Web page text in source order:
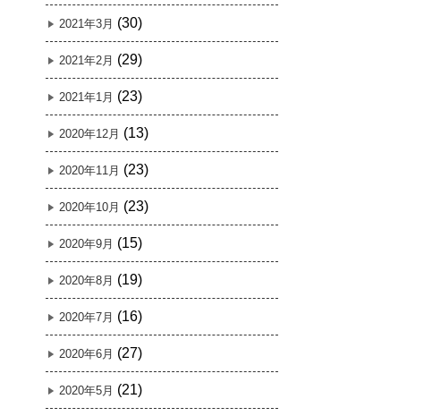
2021年3月 (30)
2021年2月 (29)
2021年1月 (23)
2020年12月 (13)
2020年11月 (23)
2020年10月 (23)
2020年9月 (15)
2020年8月 (19)
2020年7月 (16)
2020年6月 (27)
2020年5月 (21)